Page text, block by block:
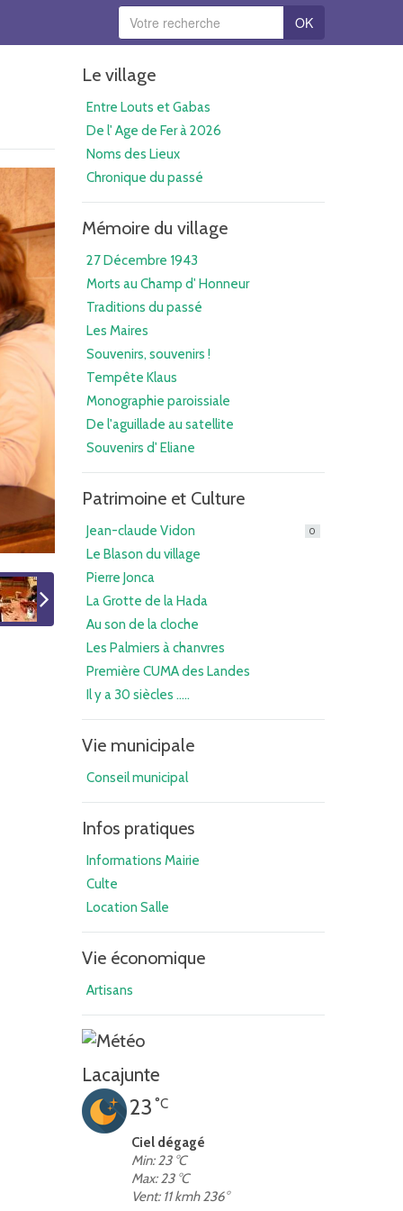
OK
Le village
Entre Louts et Gabas
De l' Age de Fer à 2026
Noms des Lieux
Chronique du passé
Mémoire du village
27 Décembre 1943
Morts au Champ d' Honneur
Traditions du passé
Les Maires
Souvenirs, souvenirs !
Tempête Klaus
Monographie paroissiale
De l'aguillade au satellite
Souvenirs d' Eliane
Patrimoine et Culture
Jean-claude Vidon 0
Le Blason du village
Pierre Jonca
La Grotte de la Hada
Au son de la cloche
Les Palmiers à chanvres
Première CUMA des Landes
Il y a 30 siècles .....
Vie municipale
Conseil municipal
Infos pratiques
Informations Mairie
Culte
Location Salle
Vie économique
Artisans
Lacajunte
23 °C
Ciel dégagé
Min: 23 °C
Max: 23 °C
Vent: 11 kmh 236°